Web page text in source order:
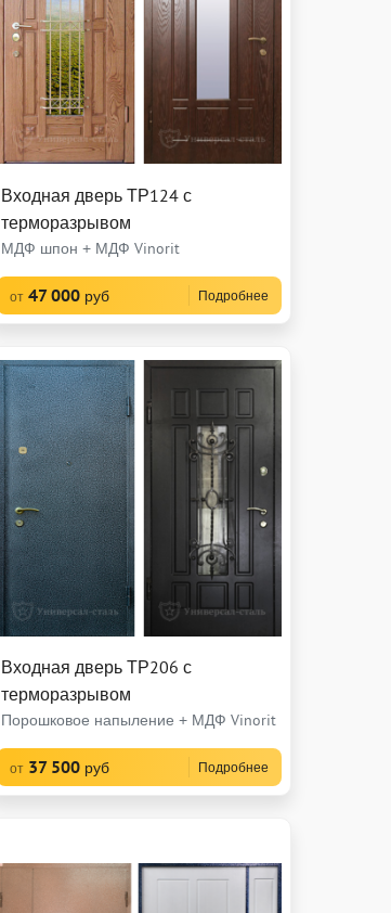
Входная дверь ТР124 с
терморазрывом
МДФ шпон + МДФ Vinorit
от 47 000 руб Подробнее
Входная дверь ТР206 с
терморазрывом
Порошковое напыление + МДФ Vinorit
от 37 500 руб Подробнее